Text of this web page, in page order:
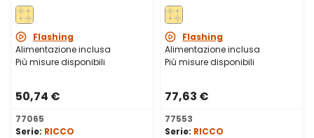
cm, 576 microled bianco
caldo, uso interno
Flashing
Alimentazione inclusa
Più misure disponibili
50,74 €
77065
Serie: RICCO
cm, 912 microled bianco
caldo, uso interno
Flashing
Alimentazione inclusa
Più misure disponibili
77,63 €
77553
Serie: RICCO